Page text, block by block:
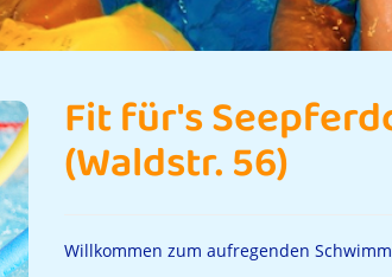
Fit für's
(Waldstr. 56)
Willkommen zum aufregenden